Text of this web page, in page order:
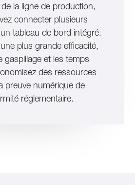
la ligne de production,
connecter plusieurs
tableau de bord intégré.
plus grande efficacité,
gaspillage et les temps
des ressources
preuve numérique de
réglementaire.